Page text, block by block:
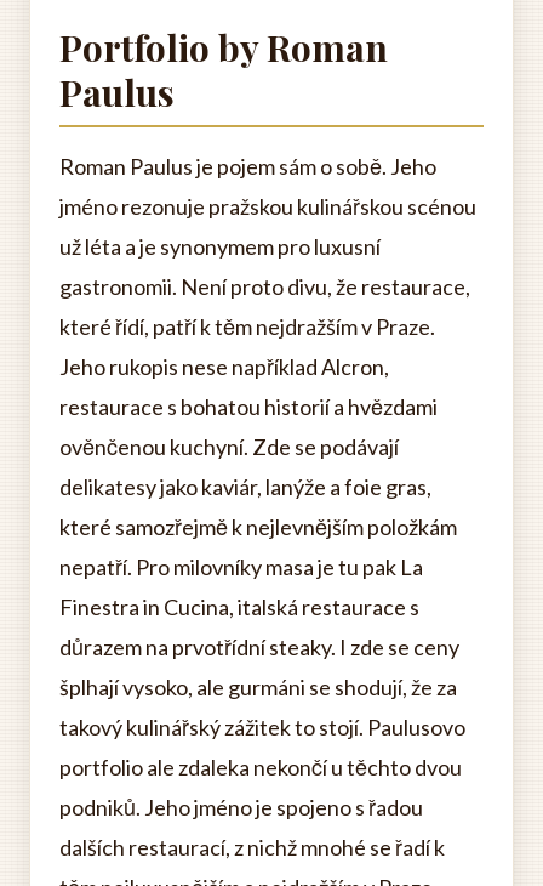
Portfolio by Roman
Paulus
Roman Paulus je pojem sám o sobě. Jeho
jméno rezonuje pražskou kulinářskou scénou
už léta a je synonymem pro luxusní
gastronomii. Není proto divu, že restaurace,
které řídí, patří k těm nejdražším v Praze.
Jeho rukopis nese například Alcron,
restaurace s bohatou historií a hvězdami
ověnčenou kuchyní. Zde se podávají
delikatesy jako kaviár, lanýže a foie gras,
které samozřejmě k nejlevnějším položkám
nepatří. Pro milovníky masa je tu pak La
Finestra in Cucina, italská restaurace s
důrazem na prvotřídní steaky. I zde se ceny
šplhají vysoko, ale gurmáni se shodují, že za
takový kulinářský zážitek to stojí. Paulusovo
portfolio ale zdaleka nekončí u těchto dvou
podniků. Jeho jméno je spojeno s řadou
dalších restaurací, z nichž mnohé se řadí k